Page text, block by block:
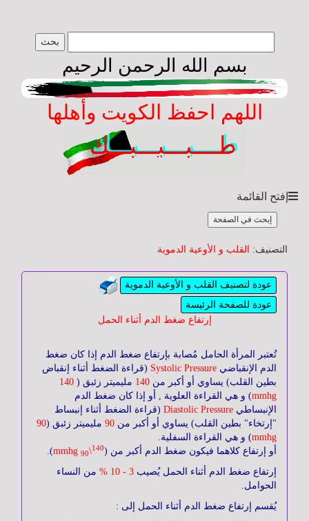
بسم الله الرحمن الرحيم
اللهم احفظ الكويت وأهلها
طبيبك
الإنسان
السكري
التغذية
إفتح القائمة
إبحث في الصفحة
التصنيف: القلب و الأوعية الدموية
عودة لتصنيف القلب و الأوعية الدموية
عودة للصفحة الرئيسة
إرتفاع ضغط الدم أثناء الحمل
تُعتبر المرأة الحامل مُصابة بإرتفاع ضغط الدم إذا كان ضغط
الدم الإنقباضي Systolic Pressure (قراءة الضغط أثناء إنقباض
بطين القلب) يساوي أو أكبر من 140 مليميتر زئبق ( 140
mmhg) و هي القراءة العلوية , أو إذا كان ضغط الدم
الإنبساطي Diastolic Pressure (قراءة الضغط أثناء إنبساط
"إرتخاء" بطين القلب) يساوي أو أكبر من 90 مليميتر زئبق (90
mmhg) و هي القراءة السفلية.
أو إرتفاع كلاهما فيكون ضغط الدم أكبر من (140
\
90
).
إرتفاع ضغط الدم أثناء الحمل يُصيب 3 - 10 %
من النساء
الحوامل.
يُقسم إرتفاع ضغط الدم أثناء الحمل إلى :